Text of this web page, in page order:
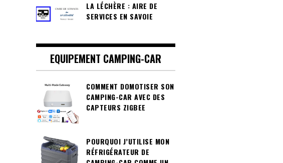
LA LÉCHÈRE : AIRE DE
SERVICES EN SAVOIE
EQUIPEMENT CAMPING-CAR
COMMENT DOMOTISER SON
CAMPING-CAR AVEC DES
CAPTEURS ZIGBEE
POURQUOI J’UTILISE MON
RÉFRIGÉRATEUR DE